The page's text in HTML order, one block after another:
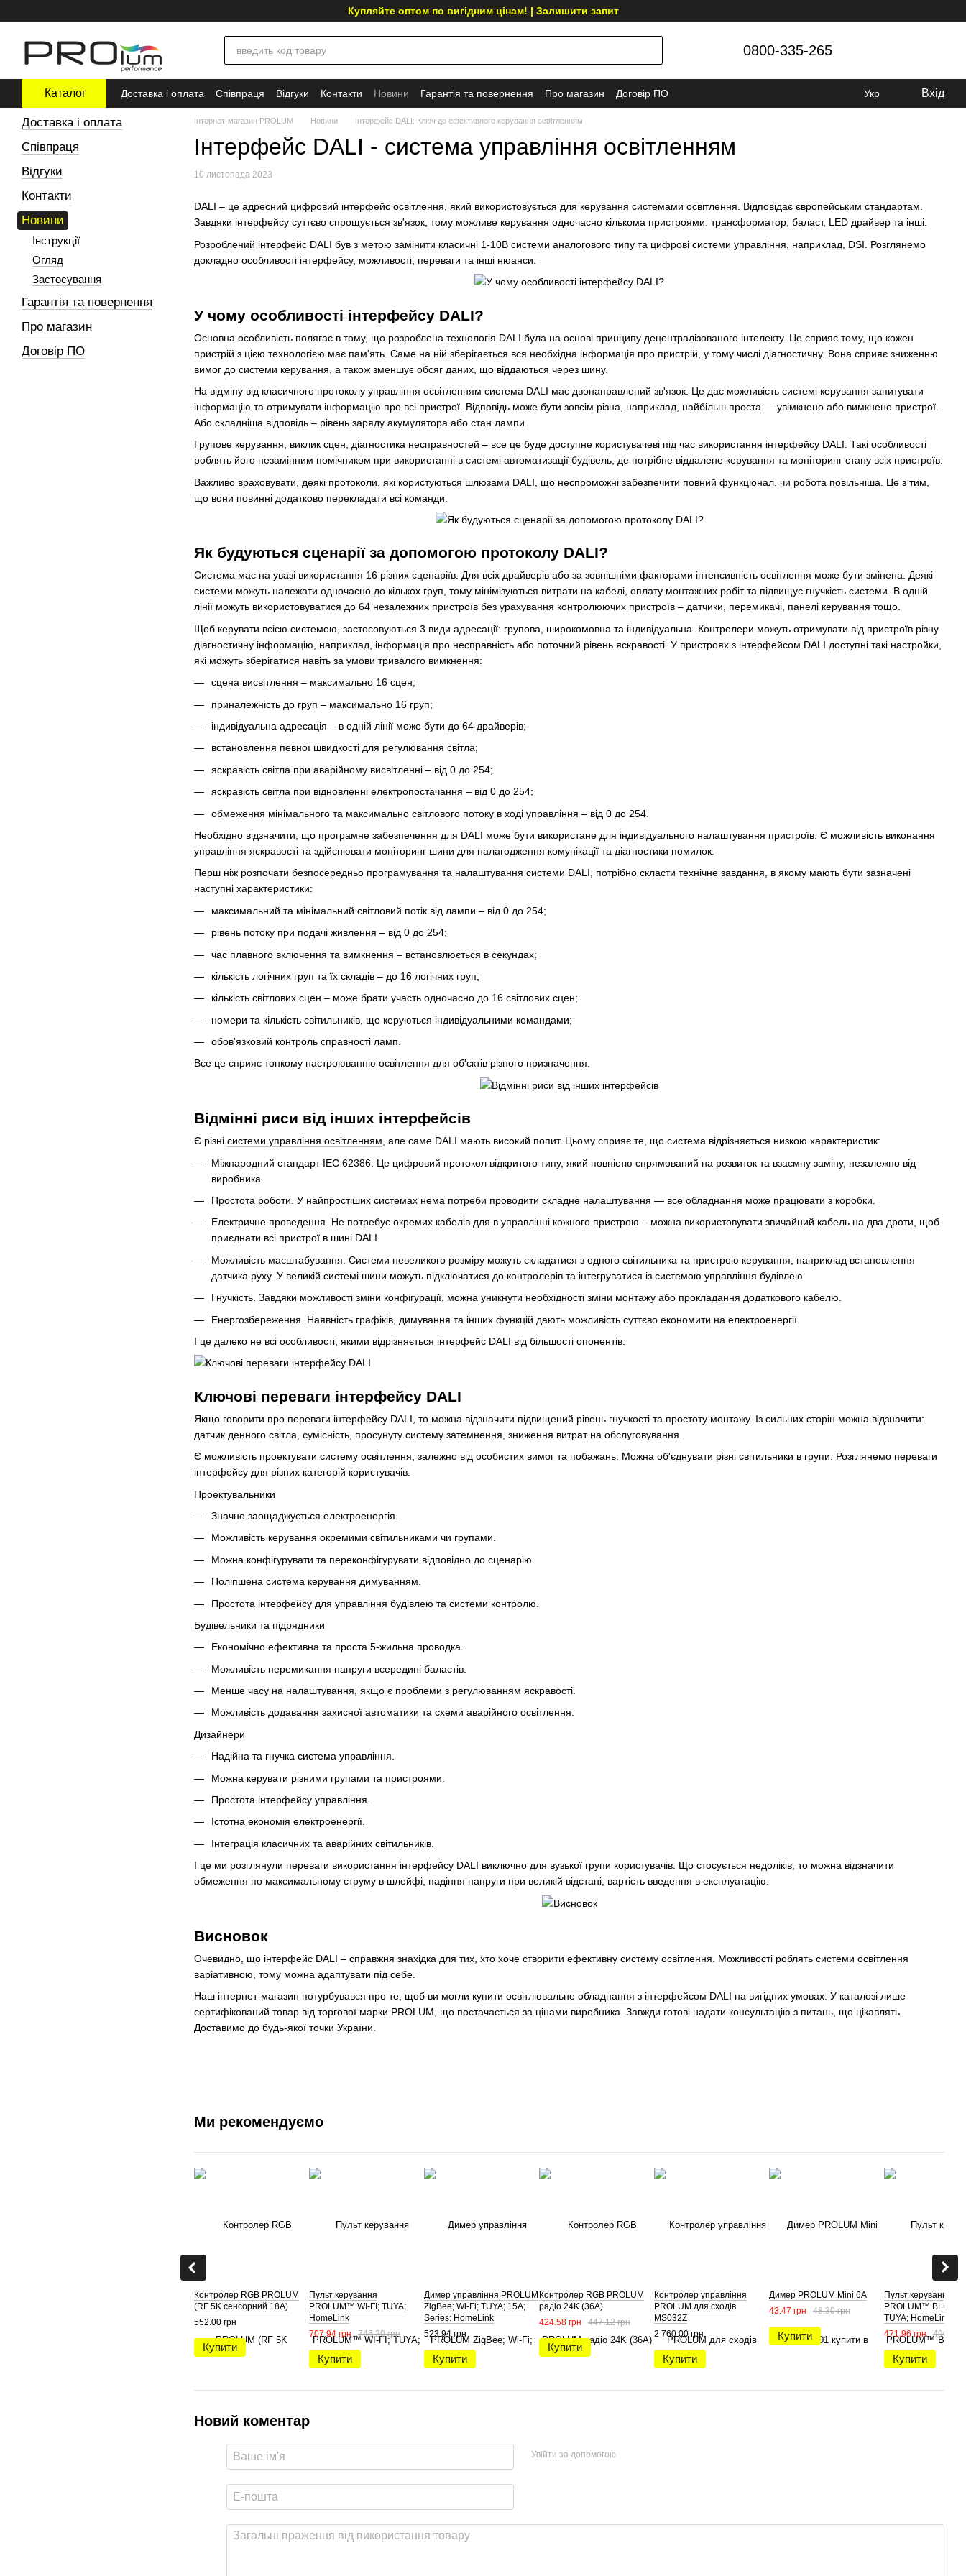
Купляйте оптом по вигідним цінам! | Залишити запит
0800-335-265
Каталог Доставка і оплата Співпраця Відгуки Контакти Новини Гарантія та повернення Про магазин Договір ПО Укр Вхід
Інтернет-магазин PROLUM Новини Інтерфейс DALI: Ключ до ефективного керування освітленням
Інтерфейс DALI - система управління освітленням
10 листопада 2023
DALI – це адресний цифровий інтерфейс освітлення, який використовується для керування системами освітлення. Відповідає європейським стандартам.
Завдяки інтерфейсу суттєво спрощується зв'язок, тому можливе керування одночасно кількома пристроями: трансформатор, баласт, LED драйвер та інші.
Розроблений інтерфейс DALI був з метою замінити класичні 1-10В системи аналогового типу та цифрові системи управління, наприклад, DSI. Розглянемо
докладно особливості інтерфейсу, можливості, переваги та інші нюанси.
У чому особливості інтерфейсу DALI?
Основна особливість полягає в тому, що розроблена технологія DALI була на основі принципу децентралізованого інтелекту. Це сприяє тому, що кожен
пристрій з цією технологією має пам'ять. Саме на ній зберігається вся необхідна інформація про пристрій, у тому числі діагностичну. Вона сприяє зниженню
вимог до системи керування, а також зменшує обсяг даних, що віддаються через шину.
На відміну від класичного протоколу управління освітленням система DALI має двонаправлений зв'язок. Це дає можливість системі керування запитувати
інформацію та отримувати інформацію про всі пристрої. Відповідь може бути зовсім різна, наприклад, найбільш проста — увімкнено або вимкнено пристрої.
Або складніша відповідь – рівень заряду акумулятора або стан лампи.
Групове керування, виклик сцен, діагностика несправностей – все це буде доступне користувачеві під час використання інтерфейсу DALI. Такі особливості
роблять його незамінним помічником при використанні в системі автоматизації будівель, де потрібне віддалене керування та моніторинг стану всіх пристроїв.
Важливо враховувати, деякі протоколи, які користуються шлюзами DALI, що неспроможні забезпечити повний функціонал, чи робота повільніша. Це з тим,
що вони повинні додатково перекладати всі команди.
Як будуються сценарії за допомогою протоколу DALI?
Система має на увазі використання 16 різних сценаріїв. Для всіх драйверів або за зовнішніми факторами інтенсивність освітлення може бути змінена. Деякі
системи можуть належати одночасно до кількох груп, тому мінімізуються витрати на кабелі, оплату монтажних робіт та підвищує гнучкість системи. В одній
лінії можуть використовуватися до 64 незалежних пристроїв без урахування контролюючих пристроїв – датчики, перемикачі, панелі керування тощо.
Щоб керувати всією системою, застосовуються 3 види адресації: групова, широкомовна та індивідуальна. Контролери можуть отримувати від пристроїв різну
діагностичну інформацію, наприклад, інформація про несправність або поточний рівень яскравості. У пристроях з інтерфейсом DALI доступні такі настройки,
які можуть зберігатися навіть за умови тривалого вимкнення:
сцена висвітлення – максимально 16 сцен;
приналежність до груп – максимально 16 груп;
індивідуальна адресація – в одній лінії може бути до 64 драйверів;
встановлення певної швидкості для регулювання світла;
яскравість світла при аварійному висвітленні – від 0 до 254;
яскравість світла при відновленні електропостачання – від 0 до 254;
обмеження мінімального та максимально світлового потоку в ході управління – від 0 до 254.
Необхідно відзначити, що програмне забезпечення для DALI може бути використане для індивідуального налаштування пристроїв. Є можливість виконання
управління яскравості та здійснювати моніторинг шини для налагодження комунікації та діагностики помилок.
Перш ніж розпочати безпосередньо програмування та налаштування системи DALI, потрібно скласти технічне завдання, в якому мають бути зазначені
наступні характеристики:
максимальний та мінімальний світловий потік від лампи – від 0 до 254;
рівень потоку при подачі живлення – від 0 до 254;
час плавного включення та вимкнення – встановлюється в секундах;
кількість логічних груп та їх складів – до 16 логічних груп;
кількість світлових сцен – може брати участь одночасно до 16 світлових сцен;
номери та кількість світильників, що керуються індивідуальними командами;
обов'язковий контроль справності ламп.
Все це сприяє тонкому настроюванню освітлення для об'єктів різного призначення.
Відмінні риси від інших інтерфейсів
Є різні системи управління освітленням, але саме DALI мають високий попит. Цьому сприяє те, що система відрізняється низкою характеристик:
Міжнародний стандарт IEC 62386. Це цифровий протокол відкритого типу, який повністю спрямований на розвиток та взаємну заміну, незалежно від
виробника.
Простота роботи. У найпростіших системах нема потреби проводити складне налаштування — все обладнання може працювати з коробки.
Електричне проведення. Не потребує окремих кабелів для в управлінні кожного пристрою – можна використовувати звичайний кабель на два дроти, щоб
приєднати всі пристрої в шині DALI.
Можливість масштабування. Системи невеликого розміру можуть складатися з одного світильника та пристрою керування, наприклад встановлення
датчика руху. У великій системі шини можуть підключатися до контролерів та інтегруватися із системою управління будівлею.
Гнучкість. Завдяки можливості зміни конфігурації, можна уникнути необхідності зміни монтажу або прокладання додаткового кабелю.
Енергозбереження. Наявність графіків, димування та інших функцій дають можливість суттєво економити на електроенергії.
І це далеко не всі особливості, якими відрізняється інтерфейс DALI від більшості опонентів.
Ключові переваги інтерфейсу DALI
Якщо говорити про переваги інтерфейсу DALI, то можна відзначити підвищений рівень гнучкості та простоту монтажу. Із сильних сторін можна відзначити:
датчик денного світла, сумісність, просунуту систему затемнення, зниження витрат на обслуговування.
Є можливість проектувати систему освітлення, залежно від особистих вимог та побажань. Можна об'єднувати різні світильники в групи. Розглянемо переваги
інтерфейсу для різних категорій користувачів.
Проектувальники
Значно заощаджується електроенергія.
Можливість керування окремими світильниками чи групами.
Можна конфігурувати та переконфігурувати відповідно до сценарію.
Поліпшена система керування димуванням.
Простота інтерфейсу для управління будівлею та системи контролю.
Будівельники та підрядники
Економічно ефективна та проста 5-жильна проводка.
Можливість перемикання напруги всередині баластів.
Менше часу на налаштування, якщо є проблеми з регулюванням яскравості.
Можливість додавання захисної автоматики та схеми аварійного освітлення.
Дизайнери
Надійна та гнучка система управління.
Можна керувати різними групами та пристроями.
Простота інтерфейсу управління.
Істотна економія електроенергії.
Інтеграція класичних та аварійних світильників.
І це ми розглянули переваги використання інтерфейсу DALI виключно для вузької групи користувачів. Що стосується недоліків, то можна відзначити
обмеження по максимальному струму в шлейфі, падіння напруги при великій відстані, вартість введення в експлуатацію.
Висновок
Очевидно, що інтерфейс DALI – справжня знахідка для тих, хто хоче створити ефективну систему освітлення. Можливості роблять системи освітлення
варіативною, тому можна адаптувати під себе.
Наш інтернет-магазин потурбувався про те, щоб ви могли купити освітлювальне обладнання з інтерфейсом DALI на вигідних умовах. У каталозі лише
сертифікований товар від торгової марки PROLUM, що постачається за цінами виробника. Завжди готові надати консультацію з питань, що цікавлять.
Доставимо до будь-якої точки України.
Ми рекомендуємо
Контролер RGB PROLUM
(RF 5K сенсорний 18A)
552.00 грн
Купити
Пульт керування
PROLUM™ WI-FI; TUYA;
HomeLink
707.94 грн
745.20 грн
Купити
Димер управління PROLUM
ZigBee; Wi-Fi; TUYA; 15A;
Series: HomeLink
523.94 грн
Купити
Контролер RGB PROLUM
радіо 24K (36A)
424.58 грн
447.12 грн
Купити
Контролер управління
PROLUM для сходів
MS032Z
ZigBee;TUYA;30A;Series:
HomeLink
2 760.00 грн
Купити
Димер PROLUM Mini 6A
43.47 грн
48.30 грн
Купити
Пульт керування
PROLUM™
TUYA; HomeLink
471.96 грн
496.80
Купити
Новий коментар
Увійти за допомогою
Доставка і оплата
Співпраця
Відгуки
Контакти
Новини
Інструкції
Огляд
Застосування
Гарантія та повернення
Про магазин
Договір ПО